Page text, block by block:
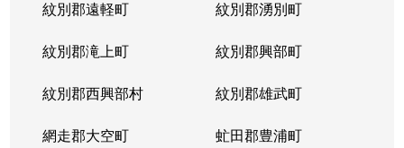
紋別郡遠軽町 紋別郡湧別町
紋別郡滝上町 紋別郡興部町
紋別郡西興部村 紋別郡雄武町
網走郡大空町 虻田郡豊浦町